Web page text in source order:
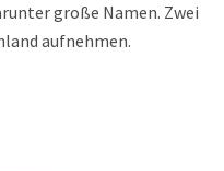
große Namen. Zwei
aufnehmen.